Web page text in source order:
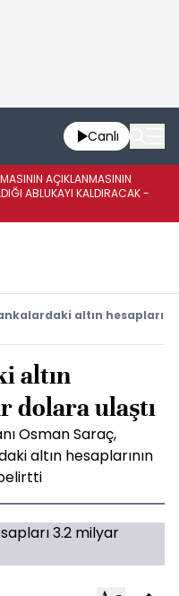
Canlı
AÇIKLANMASININ
ABLUKAYI KALDIRACAK -
altın hesapları
altın
dolara ulaştı
Osman Saraç,
altın hesaplarının